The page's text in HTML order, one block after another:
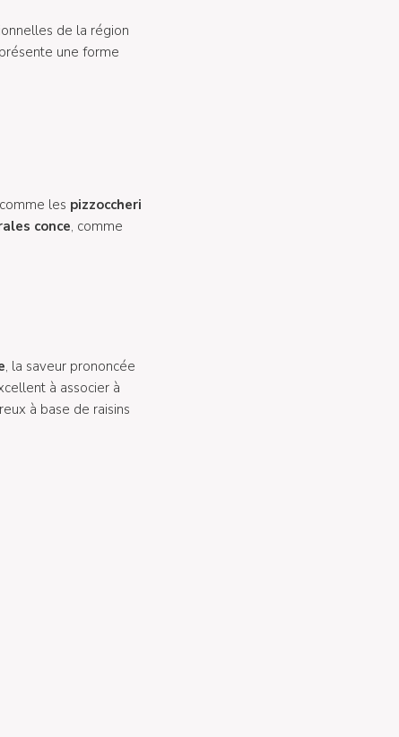
de la région
une forme
les pizzoccheri
conce, comme
, la saveur prononcée
à associer à
à base de raisins